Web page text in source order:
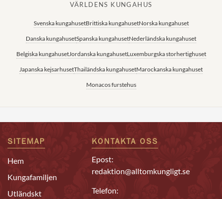
VÄRLDENS KUNGAHUS
Svenska kungahusetBrittiska kungahusetNorska kungahuset
Danska kungahusetSpanska kungahusetNederländska kungahuset
Belgiska kungahusetJordanska kungahusetLuxemburgska storhertighuset
Japanska kejsarhusetThailändska kungahusetMarockanska kungahuset
Monacos furstehus
SITEMAP
Hem
Kungafamiljen
Utländskt
KONTAKTA OSS
Epost:
redaktion@alltomkungligt.se
Telefon: